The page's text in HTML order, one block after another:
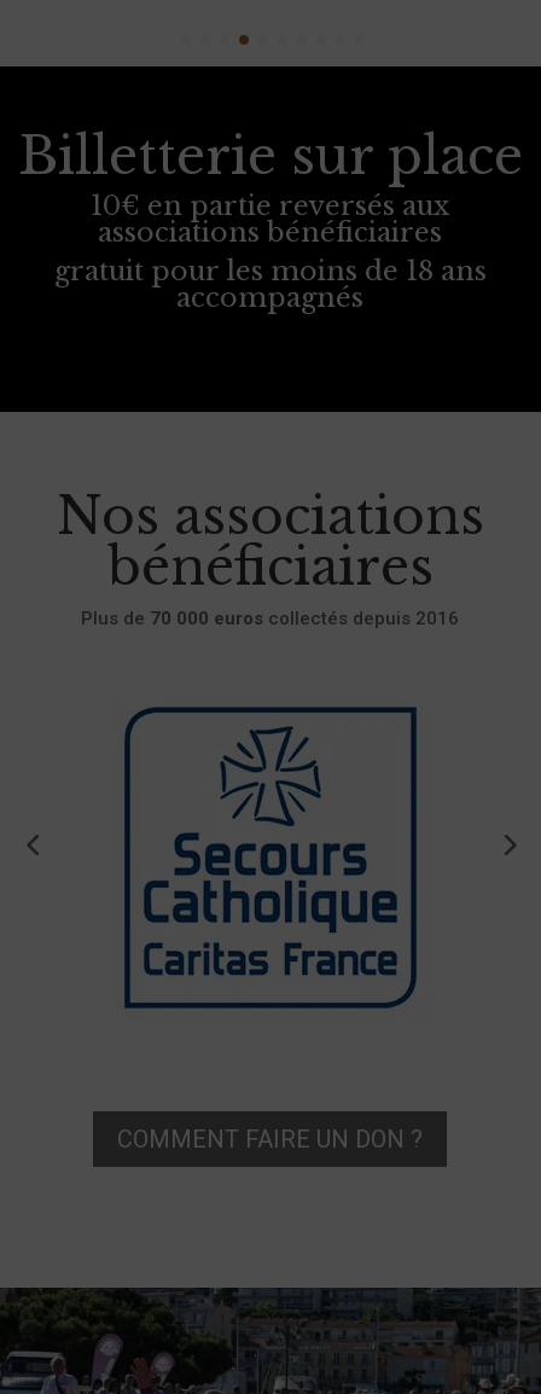
Billetterie sur place
10€ en partie reversés aux
associations bénéficiaires
gratuit pour les moins de 18 ans
accompagnés
Nos associations
bénéficiaires
Plus de 70 000 euros collectés depuis 2016
COMMENT FAIRE UN DON ?